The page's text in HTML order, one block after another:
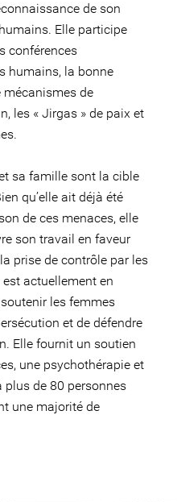
de son
Elle participe
conférences
humains, la bonne
mécanismes de
les « Jirgas » de paix et
sa famille sont la cible
qu’elle ait déjà été
de ces menaces, elle
son travail en faveur
prise de contrôle par les
actuellement en
les femmes
et de défendre
Elle fournit un soutien
une psychothérapie et
de 80 personnes
une majorité de